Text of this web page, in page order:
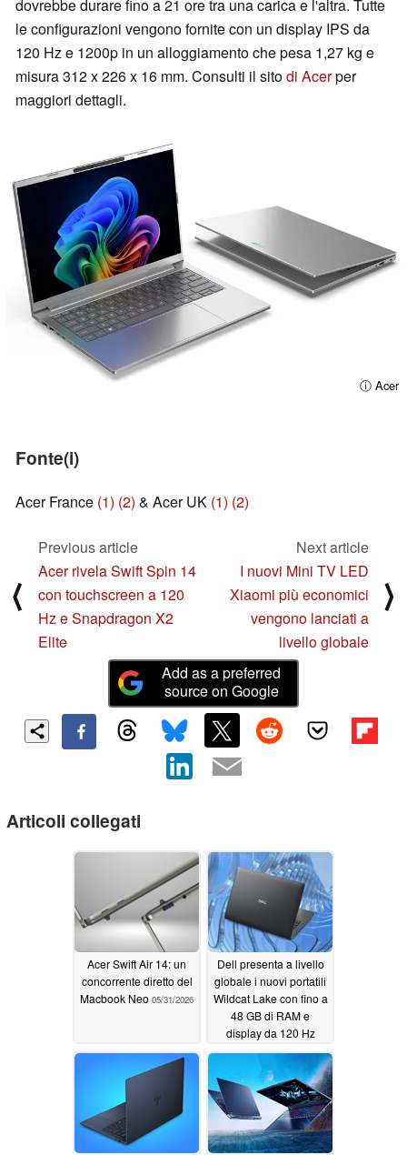
dovrebbe durare fino a 21 ore tra una carica e l'altra. Tutte
le configurazioni vengono fornite con un display IPS da
120 Hz e 1200p in un alloggiamento che pesa 1,27 kg e
misura 312 x 226 x 16 mm. Consulti il sitodi Acerper
maggiori dettagli.
ⓘ Acer
Fonte(i)
Acer France (1) (2) & Acer UK (1) (2)
⟨
Previous article
Acer rivela Swift Spin 14
con touchscreen a 120
Hz e Snapdragon X2
Elite
Next article
I nuovi Mini TV LED
Xiaomi più economici
vengono lanciati a
livello globale
⟩
Add as a preferred
source on Google
Articoli collegati
Acer Swift Air 14: un
concorrente diretto del
Macbook Neo 05/31/2026
Dell presenta a livello
globale i nuovi portatili
Wildcat Lake con fino a
48 GB di RAM e
display da 120 Hz
05/29/2026